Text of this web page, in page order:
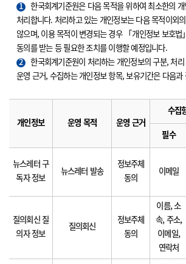
1
한국회계기준원은 다음 목적을 위하여 최소한의
처리합니다. 처리하고 있는 개인정보는 다음 목적이외
않으며, 이용 목적이 변경되는 경우 「개인정보 보호법
동의를 받는 등 필요한 조치를 이행할 예정입니다.
2
한국회계기준원이 처리하는 개인정보의 구분, 처
운영 근거, 수집하는 개인정보 항목, 보유기간은 다음과
개인정보 운영 목적 운영 근거
수집
필수
뉴스레터 구
독자 정보
뉴스레터 발송
정보주체
동의
이메일
질의회신 질
의자 정보
질의회신
정보주체
동의
이름, 소
속, 주소,
이메일,
연락처